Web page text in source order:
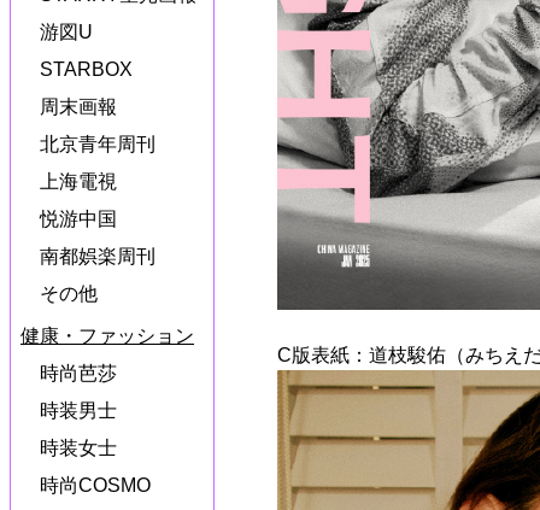
游図U
STARBOX
周末画報
北京青年周刊
上海電視
悦游中国
南都娯楽周刊
その他
健康・ファッション
時尚芭莎
時装男士
時装女士
時尚COSMO
C版表紙：道枝駿佑（みちえ